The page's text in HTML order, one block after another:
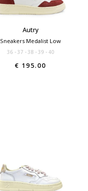
Autry
Sneakers Medalist Low
36 37 38 39 40
€ 195.00